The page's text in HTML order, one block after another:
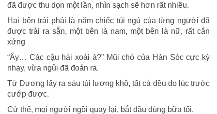
đã được thu dọn một lần, nhìn sạch sẽ hơn rất nhiều.
Hai bên trái phải là năm chiếc túi ngủ của từng người đã
được trải ra sẵn, một bên là nam, một bên là nữ, rất cân
xứng
“Ấy… Các cậu hái xoài à?” Mũi chó của Hàn Sóc cực kỳ
nhạy, vừa ngủi đã đoán ra.
Từ Dương lấy ra sáu túi lương khô, tất cả đều do lúc trước
cướp được.
Cứ thế, mọi người ngồi quay lại, bắt đầu dùng bữa tối.